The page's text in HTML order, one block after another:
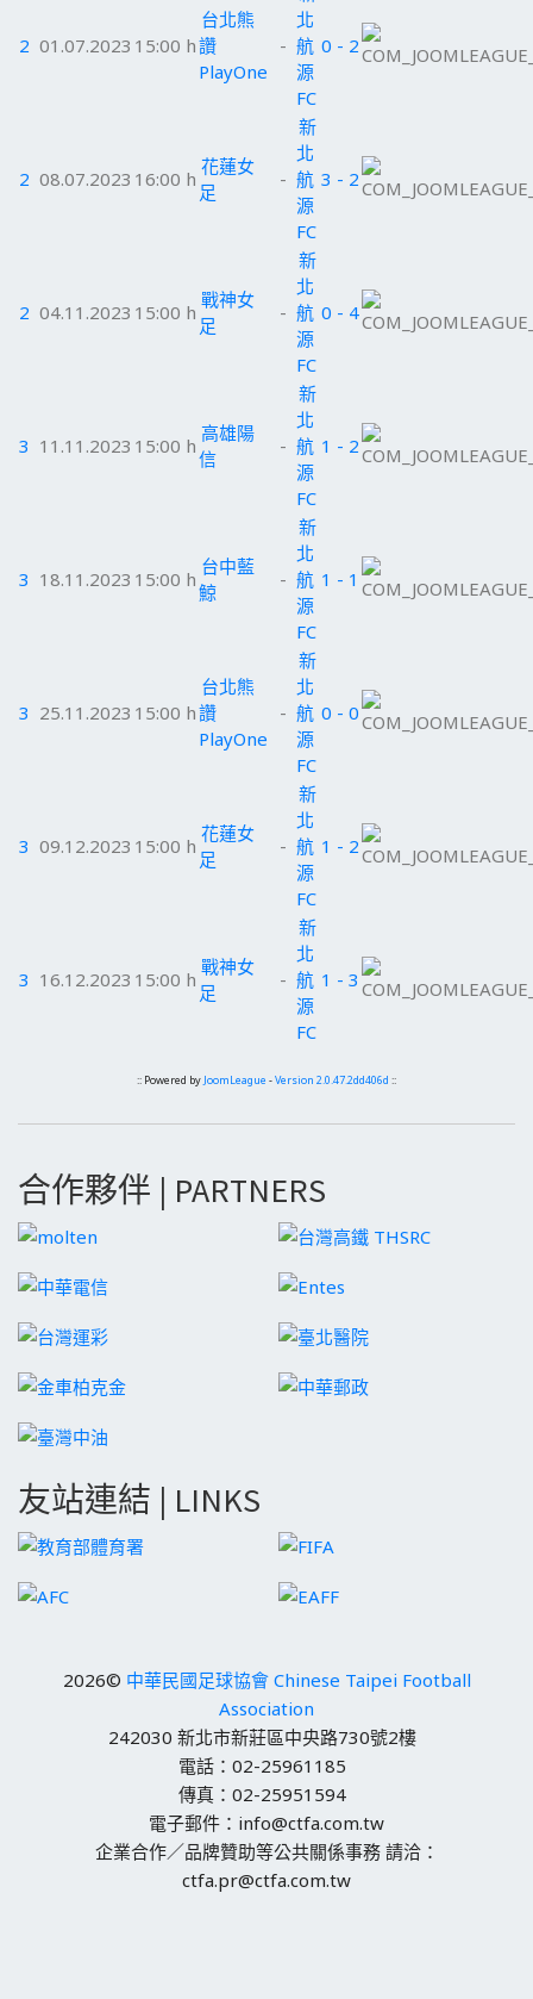
2 01.07.2023 15:00 h
台北熊
讚
PlayOne
-
北
航
源
FC
0 - 2
2 08.07.2023 16:00 h
花蓮女
足
-
新
北
航
源
FC
3 - 2
2 04.11.2023 15:00 h
戰神女
足
-
新
北
航
源
FC
0 - 4
3 11.11.2023 15:00 h
高雄陽
信
-
新
北
航
源
FC
1 - 2
3 18.11.2023 15:00 h
台中藍
鯨
-
新
北
航
源
FC
1 - 1
3 25.11.2023 15:00 h
台北熊
讚
PlayOne
-
新
北
航
源
FC
0 - 0
3 09.12.2023 15:00 h
花蓮女
足
-
新
北
航
源
FC
1 - 2
3 16.12.2023 15:00 h
戰神女
足
-
新
北
航
源
FC
1 - 3
:: Powered by JoomLeague -Version 2.0.47.2dd406d ::
合作夥伴 | PARTNERS
友站連結 | LINKS
2026© 中華民國足球協會 Chinese Taipei Football
Association
242030 新北市新莊區中央路730號2樓
電話：02-25961185
傳真：02-25951594
電子郵件：info@ctfa.com.tw
企業合作／品牌贊助等公共關係事務 請洽：
ctfa.pr@ctfa.com.tw